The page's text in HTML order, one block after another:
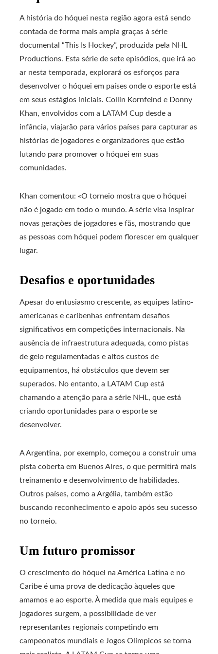
A história do hóquei nesta região agora está sendo
contada de forma mais ampla graças à série
documental “This Is Hockey”, produzida pela NHL
Productions. Esta série de sete episódios, que irá ao
ar nesta temporada, explorará os esforços para
desenvolver o hóquei em países onde o esporte está
em seus estágios iniciais. Collin Kornfeind e Donny
Khan, envolvidos com a LATAM Cup desde a
infância, viajarão para vários países para capturar as
histórias de jogadores e organizadores que estão
lutando para promover o hóquei em suas
comunidades.
Khan comentou: «O torneio mostra que o hóquei
não é jogado em todo o mundo. A série visa inspirar
novas gerações de jogadores e fãs, mostrando que
as pessoas com hóquei podem florescer em qualquer
lugar.
Desafios e oportunidades
Apesar do entusiasmo crescente, as equipes latino-
americanas e caribenhas enfrentam desafios
significativos em competições internacionais. Na
ausência de infraestrutura adequada, como pistas
de gelo regulamentadas e altos custos de
equipamentos, há obstáculos que devem ser
superados. No entanto, a LATAM Cup está
chamando a atenção para a série NHL, que está
criando oportunidades para o esporte se
desenvolver.
A Argentina, por exemplo, começou a construir uma
pista coberta em Buenos Aires, o que permitirá mais
treinamento e desenvolvimento de habilidades.
Outros países, como a Argélia, também estão
buscando reconhecimento e apoio após seu sucesso
no torneio.
Um futuro promissor
O crescimento do hóquei na América Latina e no
Caribe é uma prova de dedicação àqueles que
amamos e ao esporte. À medida que mais equipes e
jogadores surgem, a possibilidade de ver
representantes regionais competindo em
campeonatos mundiais e Jogos Olímpicos se torna